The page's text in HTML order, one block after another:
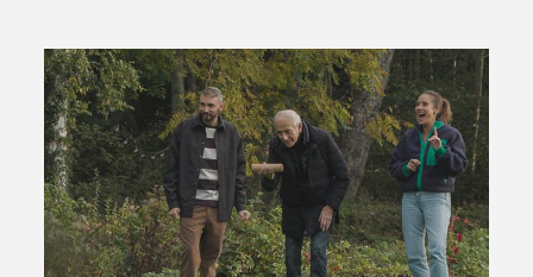
connexion
Avantages fidélité